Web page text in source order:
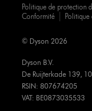
Politique de protection
Conformité
Politique
Dyson B.V.
De Ruijterkade 139,
RSIN: 807674205
VAT: BE0873035533
© Dyson 2026